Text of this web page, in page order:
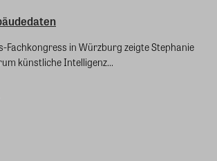
Fachkongress in Würzburg zeigte Stephanie
künstliche Intelligenz...